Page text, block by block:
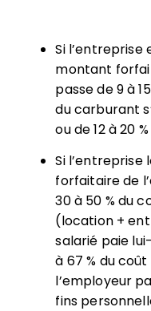
Si
montant
passe de 9 à
du carburant
ou de 12 à 20
Si l’entreprise
forfaitaire de
30 à 50 % du
(location +
salarié paie
à 67 % du
l’employeur
fins